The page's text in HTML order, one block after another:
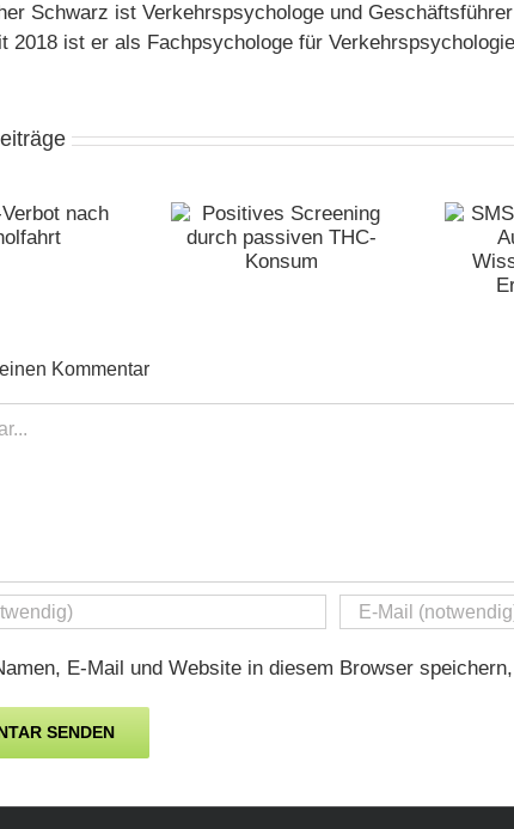
Schwarz ist Verkehrspsychologe und
2018 ist er als Fachpsychologe für
Screening
SMS schreiben beim
Autofahren –
Kommentar
E-Mail und Website in diesem Browser